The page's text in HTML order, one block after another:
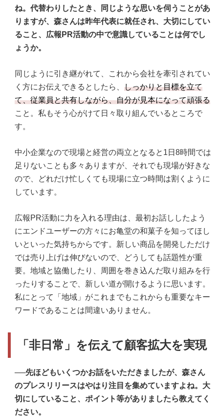
ね。代替わりしたとき、同じような思いを伺うことがあ
りますが、森さんは昨年代表に就任され、大切にしてい
ること、広報PR活動の中で意識していることは何でし
ょうか。
同じように引き継がれて、これから会社を牽引されてい
く方にお伝えできるとしたら、 しっかりと目標を立て
て、従業員と共有しながら、自分が見本になって頑張る
こと。私もそう心がけて日々取り組んでいるところで
す。
中小企業なので現場と経営の両立となると1日8時間では
足りないことも多々ありますが、それでも現場が好きな
ので、どれだけ忙しくても現場に立つ時間は割くように
しています。
広報PR活動に力を入れる理由は、最初お話ししたよう
にエンドユーザーの方々にお亀堂の和菓子を知ってほし
いといった気持ちからです。新しい商品を開発しただけ
では売り上げは伸びないので、どうしても話題性が重
要。地域と協働したり、周囲を巻き込んだ取り組みを行
ったりすることで、新しい道が開けるように思います。
私にとって「地域」がこれまでもこれからも重要なキー
ワードであることは間違いありません。
「非日常」を伝えて顧客拡大を実現
──先ほどもいくつかお話をいただきましたが、森さん
のプレスリリースはやはり注目を集めていますよね。大
切にしていること、ポイント等がありましたら教えてく
ださい。